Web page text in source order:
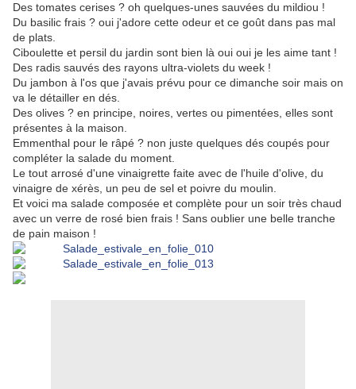
Des tomates cerises ? oh quelques-unes sauvées du mildiou !
Du basilic frais ? oui j'adore cette odeur et ce goût dans pas mal
de plats.
Ciboulette et persil du jardin sont bien là oui oui je les aime tant !
Des radis sauvés des rayons ultra-violets du week !
Du jambon à l'os que j'avais prévu pour ce dimanche soir mais on
va le détailler en dés.
Des olives ? en principe, noires, vertes ou pimentées, elles sont
présentes à la maison.
Emmenthal pour le râpé ? non juste quelques dés coupés pour
compléter la salade du moment.
Le tout arrosé d'une vinaigrette faite avec de l'huile d'olive, du
vinaigre de xérès, un peu de sel et poivre du moulin.
Et voici ma salade composée et complète pour un soir très chaud
avec un verre de rosé bien frais ! Sans oublier une belle tranche
de pain maison !